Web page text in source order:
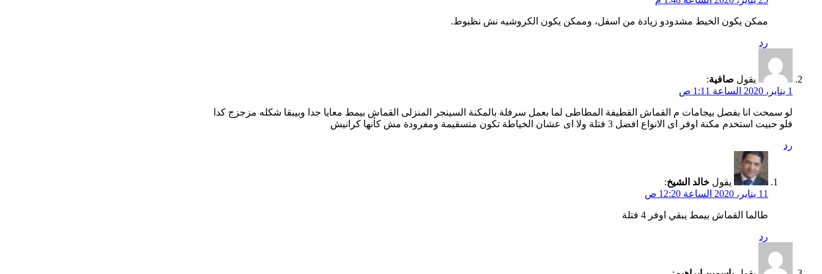
ممكن يكون الخيط مشدودو زيادة من اسفل، وممكن يكون الكروشيه نش نظبوط.
رد
يقول صافية:
1 يناير، 2020 الساعة 1:11 ص
لو سمحت انا بفصل بيجامات م القماش القطيفة المطاطى لما بعمل سرفلة بالمكنة السينجر المنزلى القماش بيمط معايا جدا وبيبقا شكله مزجزج كدا
فلو حبيت استخدم مكنة اوفر اى الانواع افضل 3 فتلة ولا اى عشان الخياطة تكون متسقيمة ومفرودة مش كأنها كرانيش
رد
يقول خالد الشيخ:
11 يناير، 2020 الساعة 12:20 ص
طالما القماش بيمط يبقي اوفر 4 فتلة
رد